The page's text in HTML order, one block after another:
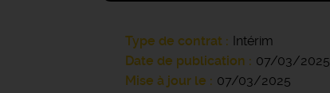
Type de contrat
Intérim
Date de publication
07/03/2025
Mise à jour le
07/03/2025